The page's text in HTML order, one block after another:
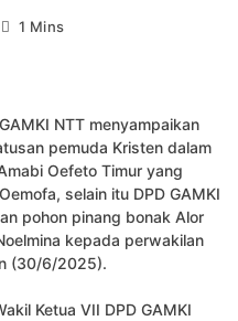
1 Mins
NTT menyampaikan
pemuda Kristen dalam
Oefeto Timur yang
selain itu DPD GAMKI
pohon pinang bonak Alor
kepada perwakilan
(30/6/2025).
Ketua VII DPD GAMKI